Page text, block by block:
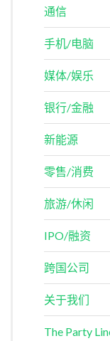
通信
手机/电脑
媒体/娱乐
银行/金融
新能源
零售/消费
旅游/休闲
IPO/融资
跨国公司
关于我们
The Party